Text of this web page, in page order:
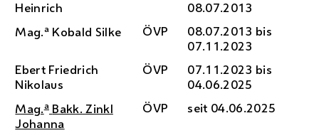
Heinrich
08.07.2013
Mag.a Kobald Silke ÖVP
08.07.2013 bis
07.11.2023
Ebert Friedrich
Nikolaus
ÖVP
07.11.2023 bis
04.06.2025
Mag.a Bakk. Zinkl
Johanna
ÖVP seit 04.06.2025